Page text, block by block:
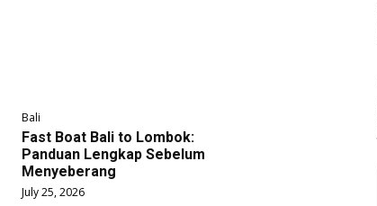
Bali
Fast Boat Bali to Lombok:
Panduan Lengkap Sebelum
Menyeberang
July 25, 2026